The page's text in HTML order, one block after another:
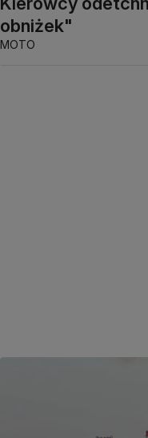
obniżek"
MOTO